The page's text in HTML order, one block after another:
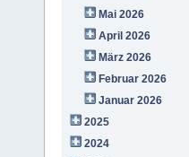
Mai 2026
April 2026
März 2026
Februar 2026
Januar 2026
2025
2024